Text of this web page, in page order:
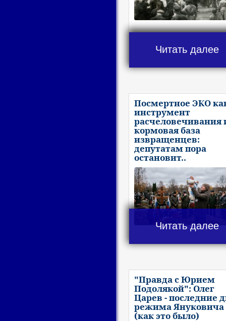
Читать далее
Посмертное ЭКО
инструмент
расчеловечивания
кормовая база
извращенцев:
депутатам пора
остановит..
Читать далее
"Правда с Юрием
Подолякой": Олег
Царев - последние
режима Януковича
(как это было)